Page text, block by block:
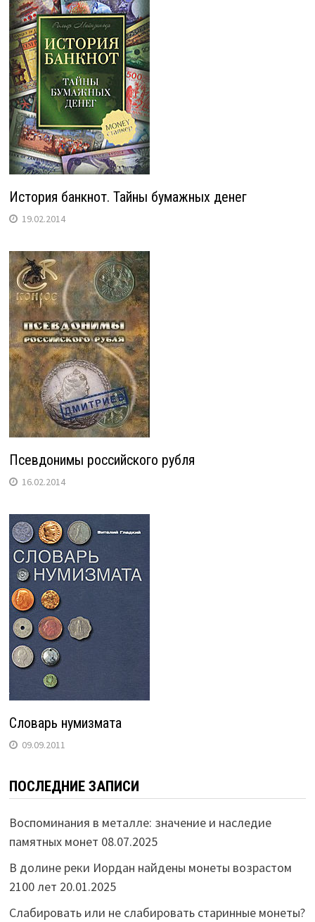
История банкнот. Тайны бумажных денег
19.02.2014
Псевдонимы российского рубля
16.02.2014
Словарь нумизмата
09.09.2011
ПОСЛЕДНИЕ ЗАПИСИ
Воспоминания в металле: значение и наследие
памятных монет 08.07.2025
В долине реки Иордан найдены монеты возрастом
2100 лет 20.01.2025
Слабировать или не слабировать старинные монеты?